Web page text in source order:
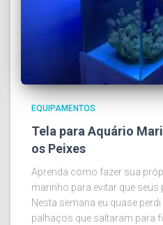
EQUIPAMENTOS
Tela para Aquário
os Peixes
Aprenda como fazer sua
marinho para evitar que seus
Nesta semana eu quase
palhaços que saltaram para